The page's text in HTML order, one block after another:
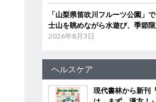
「山梨県笛吹川フルーツ公園」
士山を眺めながら水遊び、季節
2026年8月3日
ヘルスケア
現代書林から新刊